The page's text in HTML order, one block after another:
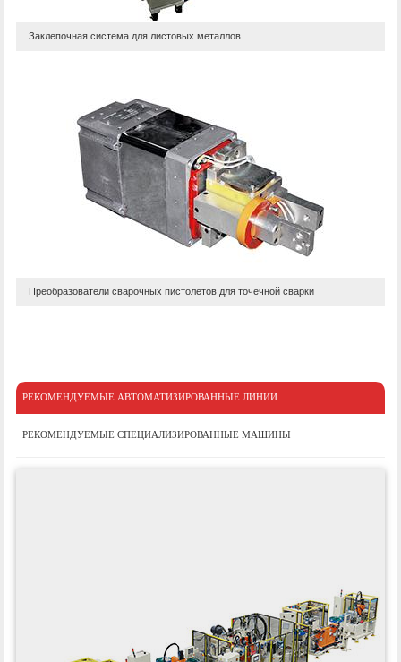
Заклепочная система для листовых металлов
Преобразователи сварочных пистолетов для точечной сварки
РЕКОМЕНДУЕМЫЕ АВТОМАТИЗИРОВАННЫЕ ЛИНИИ
РЕКОМЕНДУЕМЫЕ СПЕЦИАЛИЗИРОВАННЫЕ МАШИНЫ